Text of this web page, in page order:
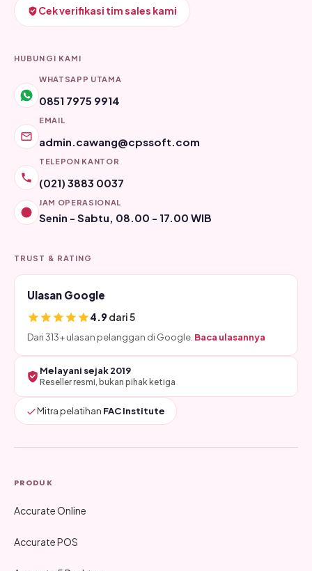
Cek verifikasi tim sales kami
HUBUNGI KAMI
WHATSAPP UTAMA
0851 7975 9914
EMAIL
admin.cawang@cpssoft.com
TELEPON KANTOR
(021) 3883 0037
JAM OPERASIONAL
Senin - Sabtu, 08.00 - 17.00 WIB
TRUST & RATING
Ulasan Google
4.9dari 5
Dari 313+ ulasan pelanggan di Google. Baca ulasannya
Melayani sejak 2019
Reseller resmi, bukan pihak ketiga
Mitra pelatihan FAC Institute
PRODUK
Accurate Online
Accurate POS